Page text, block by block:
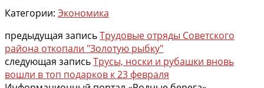
Категории: Экономика
предыдущая записьТрудовые отряды Советского
района откопали "Золотую рыбку"
следующая записьТрусы, носки и рубашки вновь
вошли в топ подарков к 23 февраля